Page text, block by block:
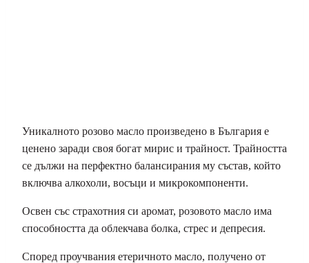
Уникалното розово масло произведено в България е
ценено заради своя богат мирис и трайност. Трайността
се дължи на перфектно балансирания му състав, който
включва алкохоли, восъци и микрокомпоненти.
Освен със страхотния си аромат, розовото масло има
способността да облекчава болка, стрес и депресия.
Според проучвания етеричното масло, получено от